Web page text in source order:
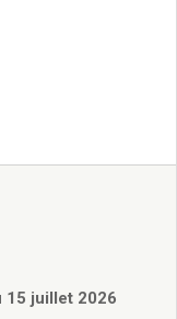
15 juillet 2026